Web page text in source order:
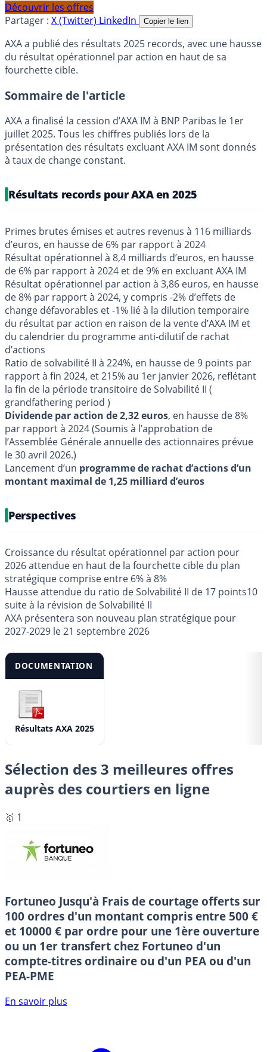
Découvrir les offres
Partager : X (Twitter) LinkedIn Copier le lien
AXA a publié des résultats 2025 records, avec une hausse
du résultat opérationnel par action en haut de sa
fourchette cible.
Sommaire de l'article
AXA a finalisé la cession d’AXA IM à BNP Paribas le 1er
juillet 2025. Tous les chiffres publiés lors de la
présentation des résultats excluant AXA IM sont donnés
à taux de change constant.
Résultats records pour AXA en 2025
Primes brutes émises et autres revenus à 116 milliards
d’euros, en hausse de 6% par rapport à 2024
Résultat opérationnel à 8,4 milliards d’euros, en hausse
de 6% par rapport à 2024 et de 9% en excluant AXA IM
Résultat opérationnel par action à 3,86 euros, en hausse
de 8% par rapport à 2024, y compris -2% d’effets de
change défavorables et -1% lié à la dilution temporaire
du résultat par action en raison de la vente d’AXA IM et
du calendrier du programme anti-dilutif de rachat
d’actions
Ratio de solvabilité II à 224%, en hausse de 9 points par
rapport à fin 2024, et 215% au 1er janvier 2026, reflétant
la fin de la période transitoire de Solvabilité II (
grandfathering period )
Dividende par action de 2,32 euros, en hausse de 8%
par rapport à 2024 (Soumis à l’approbation de
l’Assemblée Générale annuelle des actionnaires prévue
le 30 avril 2026.)
Lancement d’un programme de rachat d’actions d’un
montant maximal de 1,25 milliard d’euros
Perspectives
Croissance du résultat opérationnel par action pour
2026 attendue en haut de la fourchette cible du plan
stratégique comprise entre 6% à 8%
Hausse attendue du ratio de Solvabilité II de 17 points10
suite à la révision de Solvabilité II
AXA présentera son nouveau plan stratégique pour
2027-2029 le 21 septembre 2026
DOCUMENTATION
Résultats AXA 2025
Sélection des 3 meilleures offres
auprès des courtiers en ligne
🥇 1
Fortuneo Jusqu'à Frais de courtage offerts sur
100 ordres d'un montant compris entre 500 €
et 10000 € par ordre pour une 1ère ouverture
ou un 1er transfert chez Fortuneo d'un
compte-titres ordinaire ou d'un PEA ou d'un
PEA-PME
En savoir plus